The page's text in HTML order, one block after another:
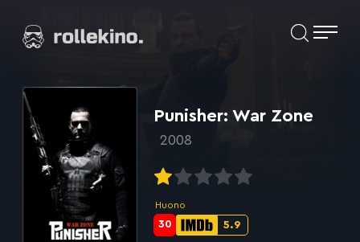
suoraan
Elokuvat ja elokuva-arviot | Rollekino.fi
jälkeen.
Punisher: War Zone
2008
Huono
IMDb-
5.9
Metascore-
30